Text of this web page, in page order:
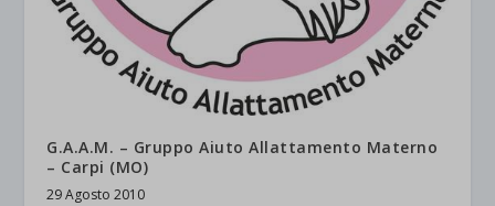
G.A.A.M. – Gruppo Aiuto Allattamento Materno
– Carpi (MO)
29 Agosto 2010